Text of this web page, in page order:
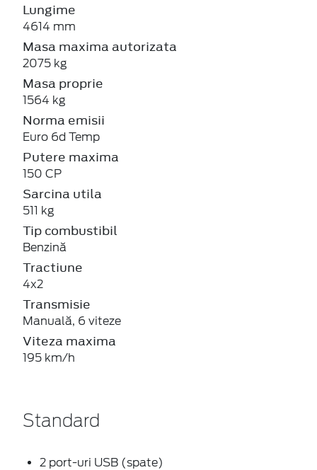
Lungime
4614 mm
Masa maxima autorizata
2075 kg
Masa proprie
1564 kg
Norma emisii
Euro 6d Temp
Putere maxima
150 CP
Sarcina utila
511 kg
Tip combustibil
Benzină
Tractiune
4x2
Transmisie
Manuală, 6 viteze
Viteza maxima
195 km/h
Standard
2 port-uri USB (spate)